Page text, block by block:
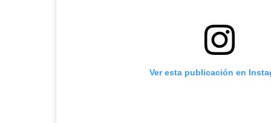
Ver esta publicación en